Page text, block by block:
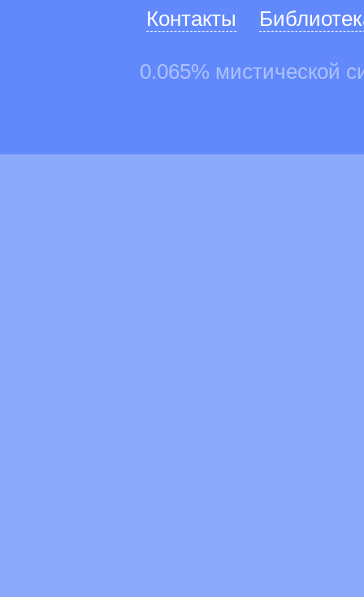
Контакты
0.065% мистической